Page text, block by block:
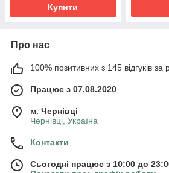
Купити
Про нас
100% позитивних з 145 відгуків за
Працює з 07.08.2020
м. Чернівці
Чернівці, Україна
Контакти
Сьогодні працює з 10:00 до